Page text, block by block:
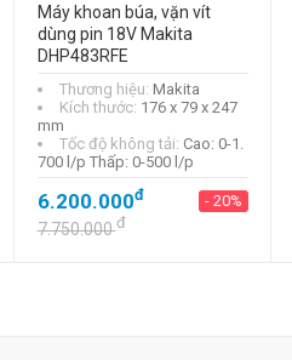
Máy khoan búa, vặn vít
dùng pin 18V Makita
DHP483RFE
Thương hiệu: Makita
Kích thước: 176 x 79 x 247
mm
Tốc độ không tải: Cao: 0-1.
700 l/p Thấp: 0-500 l/p
6.200.000đ - 20%
7.750.000đ